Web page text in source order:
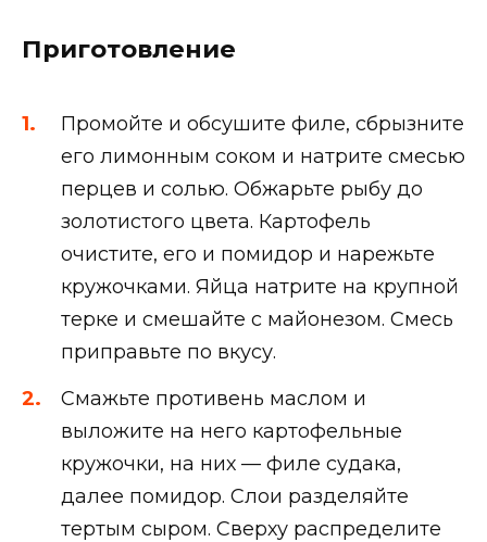
Приготовление
Промойте и обсушите филе, сбрызните
его лимонным соком и натрите смесью
перцев и солью. Обжарьте рыбу до
золотистого цвета. Картофель
очистите, его и помидор и нарежьте
кружочками. Яйца натрите на крупной
терке и смешайте с майонезом. Смесь
приправьте по вкусу.
Смажьте противень маслом и
выложите на него картофельные
кружочки, на них — филе судака,
далее помидор. Слои разделяйте
тертым сыром. Сверху распределите